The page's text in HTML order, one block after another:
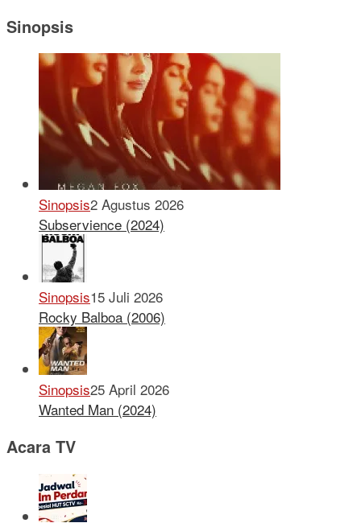
Sinopsis
Sinopsis2 Agustus 2026
Subservience (2024)
Sinopsis15 Juli 2026
Rocky Balboa (2006)
Sinopsis25 April 2026
Wanted Man (2024)
Acara TV